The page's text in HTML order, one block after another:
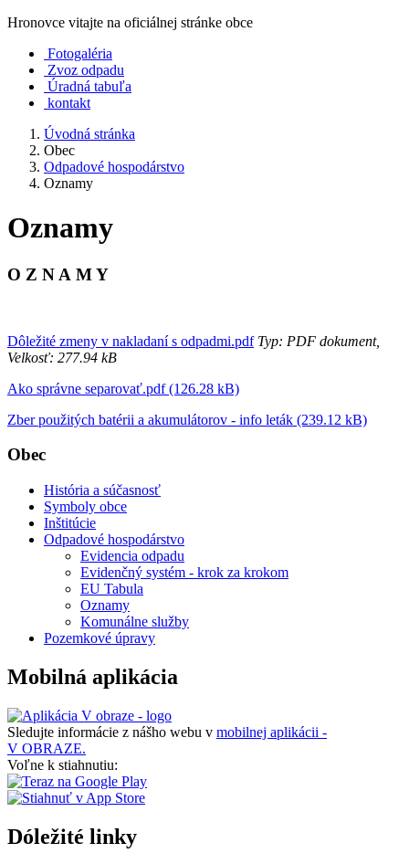
Hronovce vitajte na oficiálnej stránke obce
Fotogaléria
Zvoz odpadu
Úradná tabuľa
kontakt
Úvodná stránka
Obec
Odpadové hospodárstvo
Oznamy
Oznamy
O Z N A M Y
Dôležité zmeny v nakladaní s odpadmi.pdfTyp: PDF dokument,
Velkosť: 277.94 kB
Ako správne separovať.pdf (126.28 kB)
Zber použitých batérii a akumulátorov - info leták (239.12 kB)
Obec
História a súčasnosť
Symboly obce
Inštitúcie
Odpadové hospodárstvo
Evidencia odpadu
Evidenčný systém - krok za krokom
EU Tabula
Oznamy
Komunálne služby
Pozemkové úpravy
Mobilná aplikácia
Sledujte informácie z nášho webu v mobilnej aplikácii -
V OBRAZE.
Voľne k stiahnutiu:
Dóležité linky